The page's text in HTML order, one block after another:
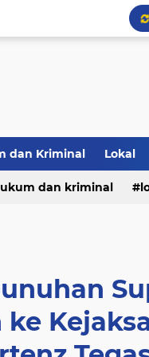
dan Kriminal Lokal
dan kriminal